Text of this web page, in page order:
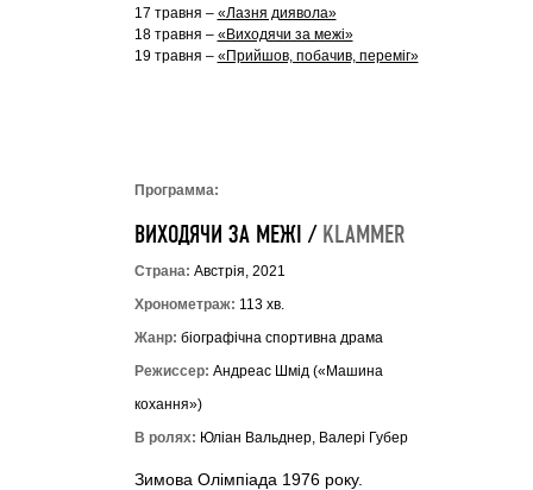
17 травня – «Лазня диявола»
18 травня – «Виходячи за межі»
19 травня – «Прийшов, побачив, переміг»
Программа:
ВИХОДЯЧИ ЗА МЕЖІ / KLAMMER
Страна: Австрія, 2021
Хронометраж: 113 хв.
Жанр: біографічна спортивна драма
Режиссер: Андреас Шмід («Машина
кохання»)
В ролях: Юліан Вальднер, Валері Губер
Зимова Олімпіада 1976 року.